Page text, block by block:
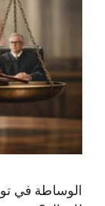
الوساطة في